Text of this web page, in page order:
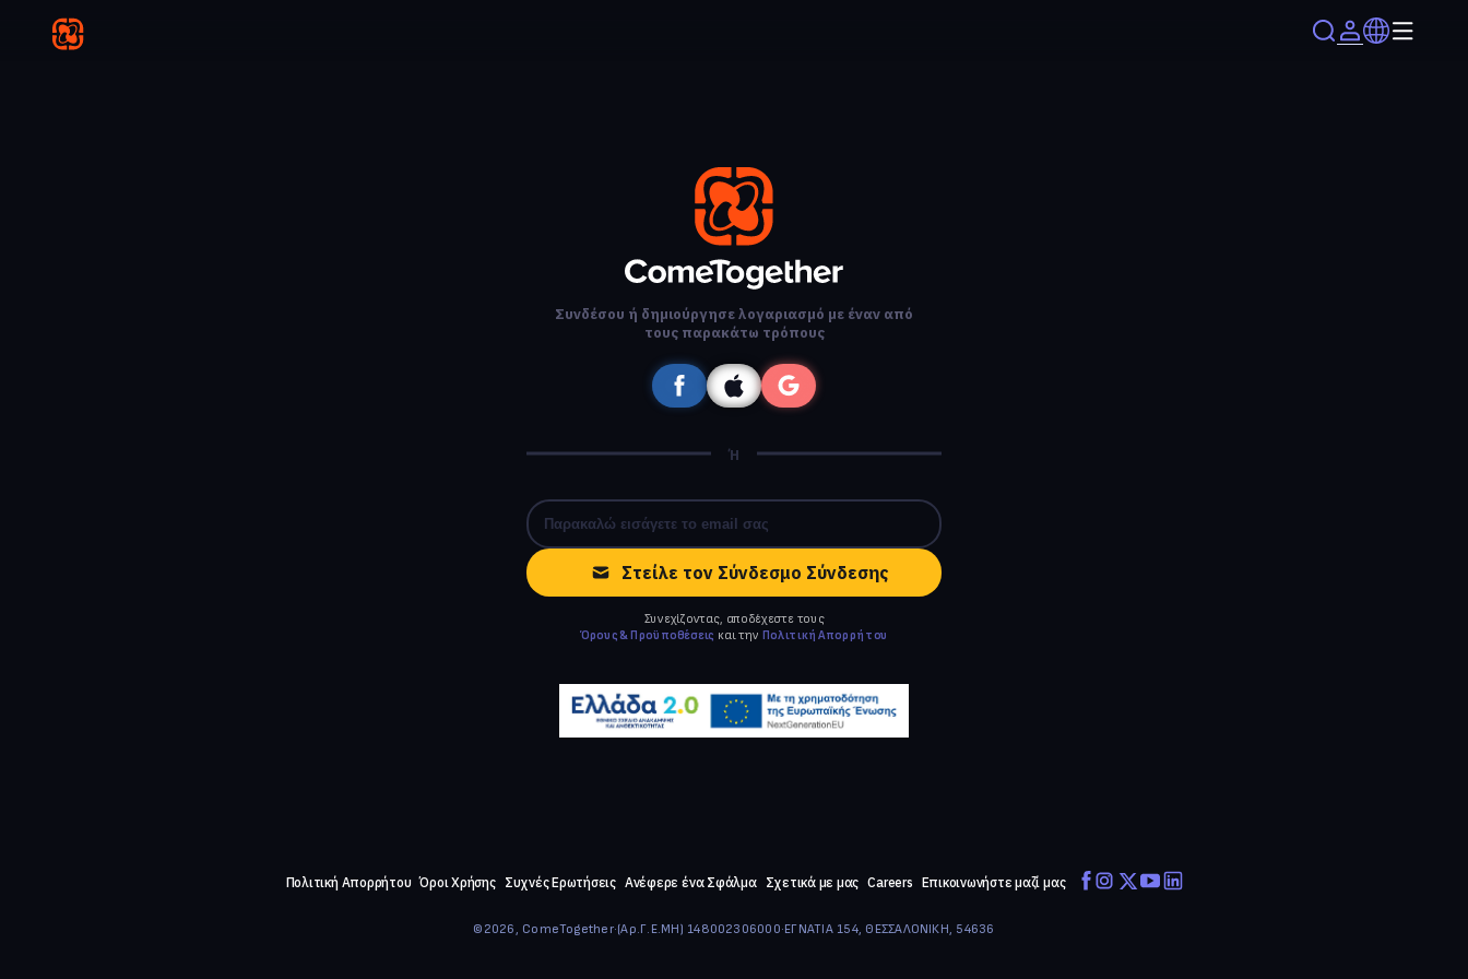
Συνδέσου ή δημιούργησε λογαριασμό με έναν από
τους παρακάτω τρόπους
Ή
Στείλε τον Σύνδεσμο Σύνδεσης
Συνεχίζοντας, αποδέχεστε τους
Όρους & Προϋποθέσεις και την Πολιτική Απορρήτου
Πολιτική Απορρήτου Όροι Χρήσης Συχνές Ερωτήσεις Ανέφερε ένα Σφάλμα Σχετικά με μας Careers Επικοινωνήστε μαζί μας
©2026, ComeTogether·(Αρ.Γ.Ε.ΜΗ) 148002306000·ΕΓΝΑΤΙΑ 154, ΘΕΣΣΑΛΟΝΙΚΗ, 54636